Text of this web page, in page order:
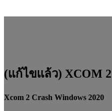
(แก้ไขแล้ว) XCOM 2
Xcom 2 Crash Windows 2020